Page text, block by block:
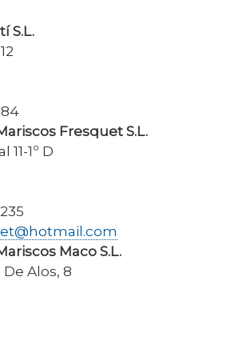
S.L.
Fresquet S.L.
11-1º D
Maco S.L.
Alos, 8